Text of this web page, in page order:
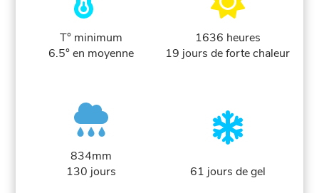
T° minimum
6.5° en moyenne
1636 heures
19 jours de forte chaleur
834mm
130 jours
61 jours de gel